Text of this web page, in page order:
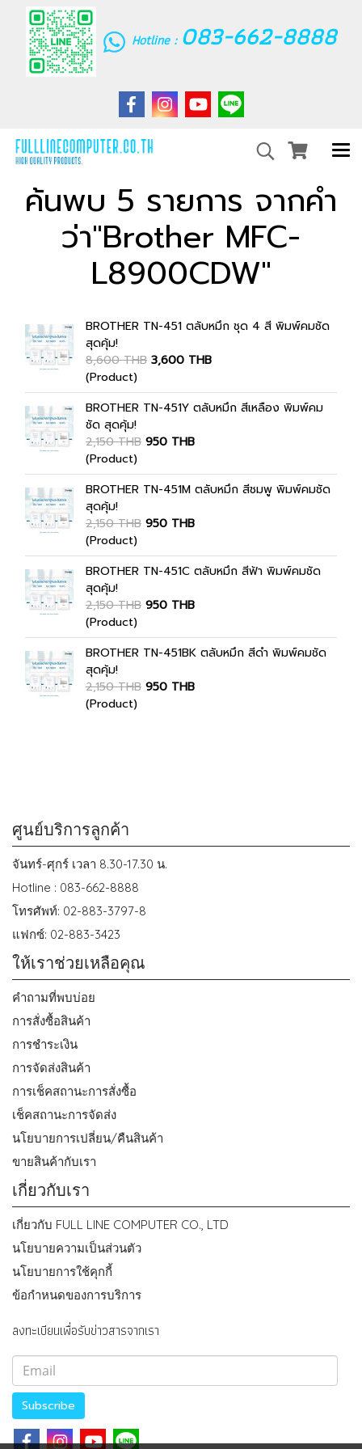
Hotline : 083-662-8888
ค้นพบ 5 รายการ จากคำ
ว่า"Brother MFC-
L8900CDW"
BROTHER TN-451 ตลับหมึก ชุด 4 สี พิมพ์คมชัด
สุดคุ้ม!
8,600 THB 3,600 THB
(Product)
BROTHER TN-451Y ตลับหมึก สีเหลือง พิมพ์คม
ชัด สุดคุ้ม!
2,150 THB 950 THB
(Product)
BROTHER TN-451M ตลับหมึก สีชมพู พิมพ์คมชัด
สุดคุ้ม!
2,150 THB 950 THB
(Product)
BROTHER TN-451C ตลับหมึก สีฟ้า พิมพ์คมชัด
สุดคุ้ม!
2,150 THB 950 THB
(Product)
BROTHER TN-451BK ตลับหมึก สีดำ พิมพ์คมชัด
สุดคุ้ม!
2,150 THB 950 THB
(Product)
ศูนย์บริการลูกค้า
จันทร์-ศุกร์ เวลา 8.30-17.30 น.
Hotline : 083-662-8888
โทรศัพท์: 02-883-3797-8
แฟกซ์: 02-883-3423
ให้เราช่วยเหลือคุณ
คำถามที่พบบ่อย
การสั่งซื้อสินค้า
การชำระเงิน
การจัดส่งสินค้า
การเช็คสถานะการสั่งซื้อ
เช็คสถานะการจัดส่ง
นโยบายการเปลี่ยน/คืนสินค้า
ขายสินค้ากับเรา
เกี่ยวกับเรา
เกี่ยวกับ FULL LINE COMPUTER CO., LTD
นโยบายความเป็นส่วนตัว
นโยบายการใช้คุกกี้
ข้อกำหนดของการบริการ
ลงทะเบียนเพื่อรับข่าวสารจากเรา
Subscribe